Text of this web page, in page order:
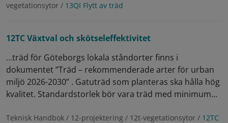
vegetationsytor / 13QI Flytt av träd
12TC Växtval och skötseleffektivitet
...träd för Göteborgs lokala ståndorter finns i
dokumentet ”Träd – rekommenderade arter för urban
miljö 2026-2030” . Gatuträd som planteras ska hålla hög
kvalitet. Standardstorlek bör vara träd med minimum...
Teknisk Handbok / 12-projektering / 12t-vegetationsytor / 12TC